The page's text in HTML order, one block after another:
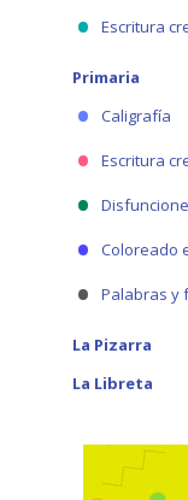
Escritura
Primaria
Caligrafía
Escritura
Coloreado
Palabras y
La Pizarra
La Libreta